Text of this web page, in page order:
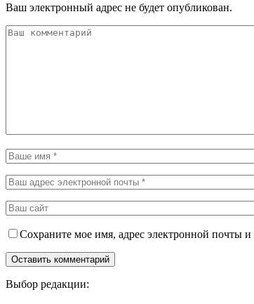
Ваш электронный адрес не будет опубликован.
Сохраните мое имя, адрес электронной почты
Выбор редакции: